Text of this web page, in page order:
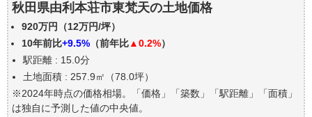
秋田県由利本荘市東梵天の土地の過去の売買事例
公示地価はいくら
エリアの将来性を人口予想から検討しよう
自分の年収でいくらの不動産が買える？
秋田県由利本荘市東梵天の土地価格
920万円（12万円/坪）
10年前比+9.5% （前年比▲0.2%）
駅距離 : 15.0分
土地面積 : 257.9㎡（78.0坪）
※2024年時点の価格相場。「価格」「築数」「駅距離」「面積」
は独自に予測した値の中央値。